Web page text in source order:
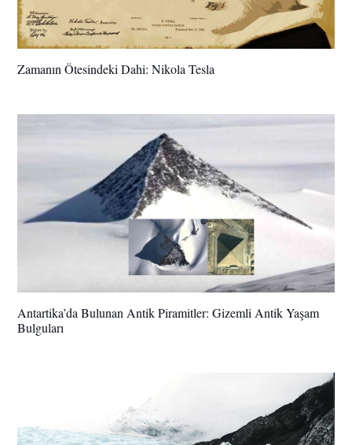
Zamanın Ötesindeki Dahi: Nikola Tesla
Antartika’da Bulunan Antik Piramitler: Gizemli Antik Yaşam
Bulguları